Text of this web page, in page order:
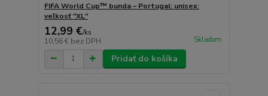
FIFA World Cup™ bunda – Portugal: unisex:
veľkosť "XL"
12,99 €/ks
10,56 € bez DPH Skladom
Pridať do košíka